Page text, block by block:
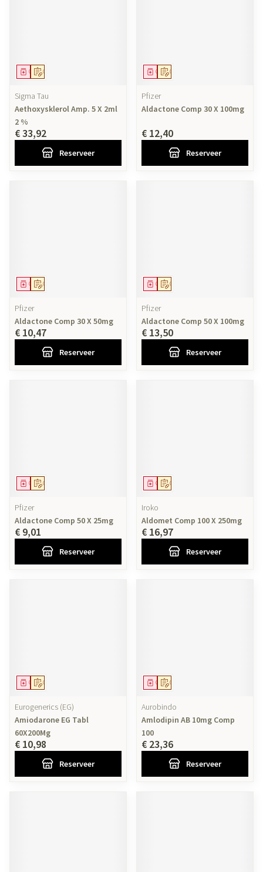
Op voorschrift
Geneesmiddel
Sigma Tau
Aethoxysklerol Amp. 5 X 2ml
2 %
€ 33,92
Reserveer
Op voorschrift
Geneesmiddel
Pfizer
Aldactone Comp 30 X 100mg
€ 12,40
Reserveer
Op voorschrift
Geneesmiddel
Pfizer
Aldactone Comp 30 X 50mg
€ 10,47
Reserveer
Op voorschrift
Geneesmiddel
Pfizer
Aldactone Comp 50 X 100mg
€ 13,50
Reserveer
Op voorschrift
Geneesmiddel
Pfizer
Aldactone Comp 50 X 25mg
€ 9,01
Reserveer
Op voorschrift
Geneesmiddel
Iroko
Aldomet Comp 100 X 250mg
€ 16,97
Reserveer
Op voorschrift
Geneesmiddel
Eurogenerics (EG)
Amiodarone EG Tabl
60X200Mg
€ 10,98
Reserveer
Op voorschrift
Geneesmiddel
Aurobindo
Amlodipin AB 10mg Comp
100
€ 23,36
Reserveer